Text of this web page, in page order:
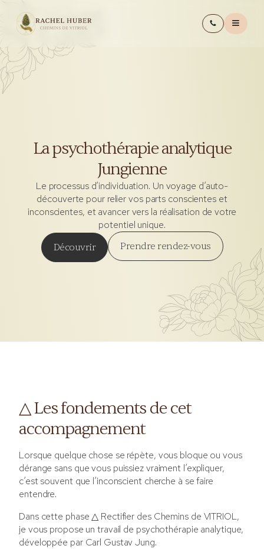
La psychothérapie analytique
Jungienne
Le processus d’individuation. Un voyage d’auto-
découverte pour relier vos parts conscientes et
inconscientes, et avancer vers la réalisation de votre
potentiel unique.
Découvrir Prendre rendez-vous
△ Les fondements de cet
accompagnement
Lorsque quelque chose se répète, vous bloque ou vous
dérange sans que vous puissiez vraiment l’expliquer,
c’est souvent que l’inconscient cherche à se faire
entendre.
Dans cette phase △ Rectifier des Chemins de VITRIOL,
je vous propose un travail de psychothérapie analytique,
développée par Carl Gustav Jung.